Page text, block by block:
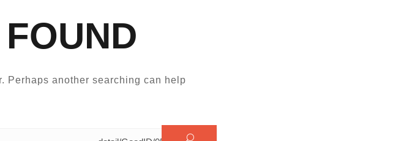
Perhaps another searching can help.